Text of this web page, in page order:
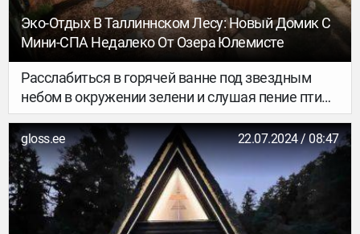
Эко-Отдых В Таллиннском Лесу: Новый Домик С
Мини-СПА Недалеко От Озера Юлемисте
Расслабиться в горячей ванне под звездным
небом в окружении зелени и слушая пение птиц
можно не только за городом. В Таллинне тоже
есть места без каких-либо намеков на
городскую жизнь. Один из таких уголков —
уютный домик с мини-СПА, расположенный в
лесах около озера Юлемисте, всего в нескольких
минутах от центра города.
gloss.ee 22.07.2024 / 08:47